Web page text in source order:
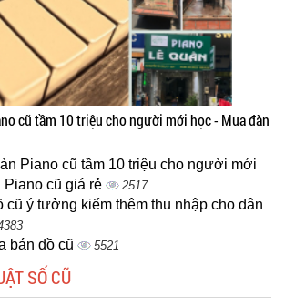
cũ tầm 10 triệu cho người mới học - Mua đàn
Piano cũ tầm 10 triệu cho người mới
Piano cũ giá rẻ
2517
cũ ý tưởng kiểm thêm thu nhập cho dân
bán đồ cũ 5521
SỐ CŨ